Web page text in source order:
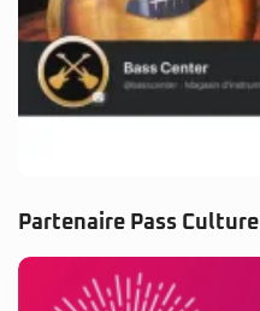
Partenaire Pass Culture